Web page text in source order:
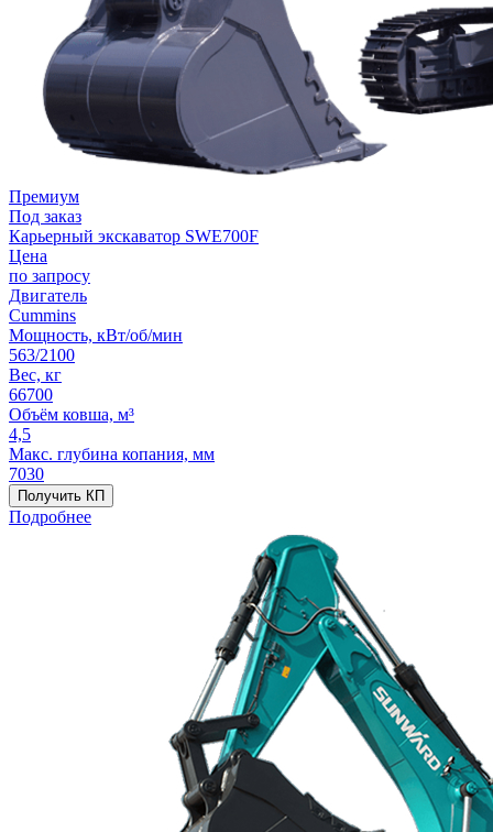
Премиум
Под заказ
Карьерный экскаватор SWE700F
Цена
по запросу
Двигатель
Cummins
Мощность, кВт/об/мин
563/2100
Вес, кг
66700
Объём ковша, м³
4,5
Макс. глубина копания, мм
7030
Получить КП
Подробнее